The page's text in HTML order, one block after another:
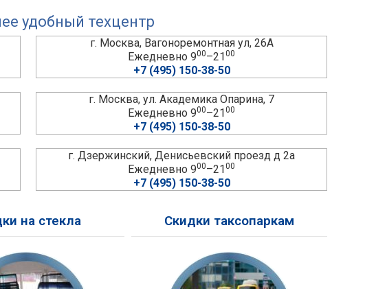
удобный техцентр
г. Москва, Вагоноремонтная ул, 26А
Ежедневно 900–2100
+7 (495) 150-38-50
г. Москва, ул. Академика Опарина, 7
Ежедневно 900–2100
+7 (495) 150-38-50
г. Дзержинский, Денисьевский проезд д 2а
Ежедневно 900–2100
+7 (495) 150-38-50
на стекла Скидки таксопаркам